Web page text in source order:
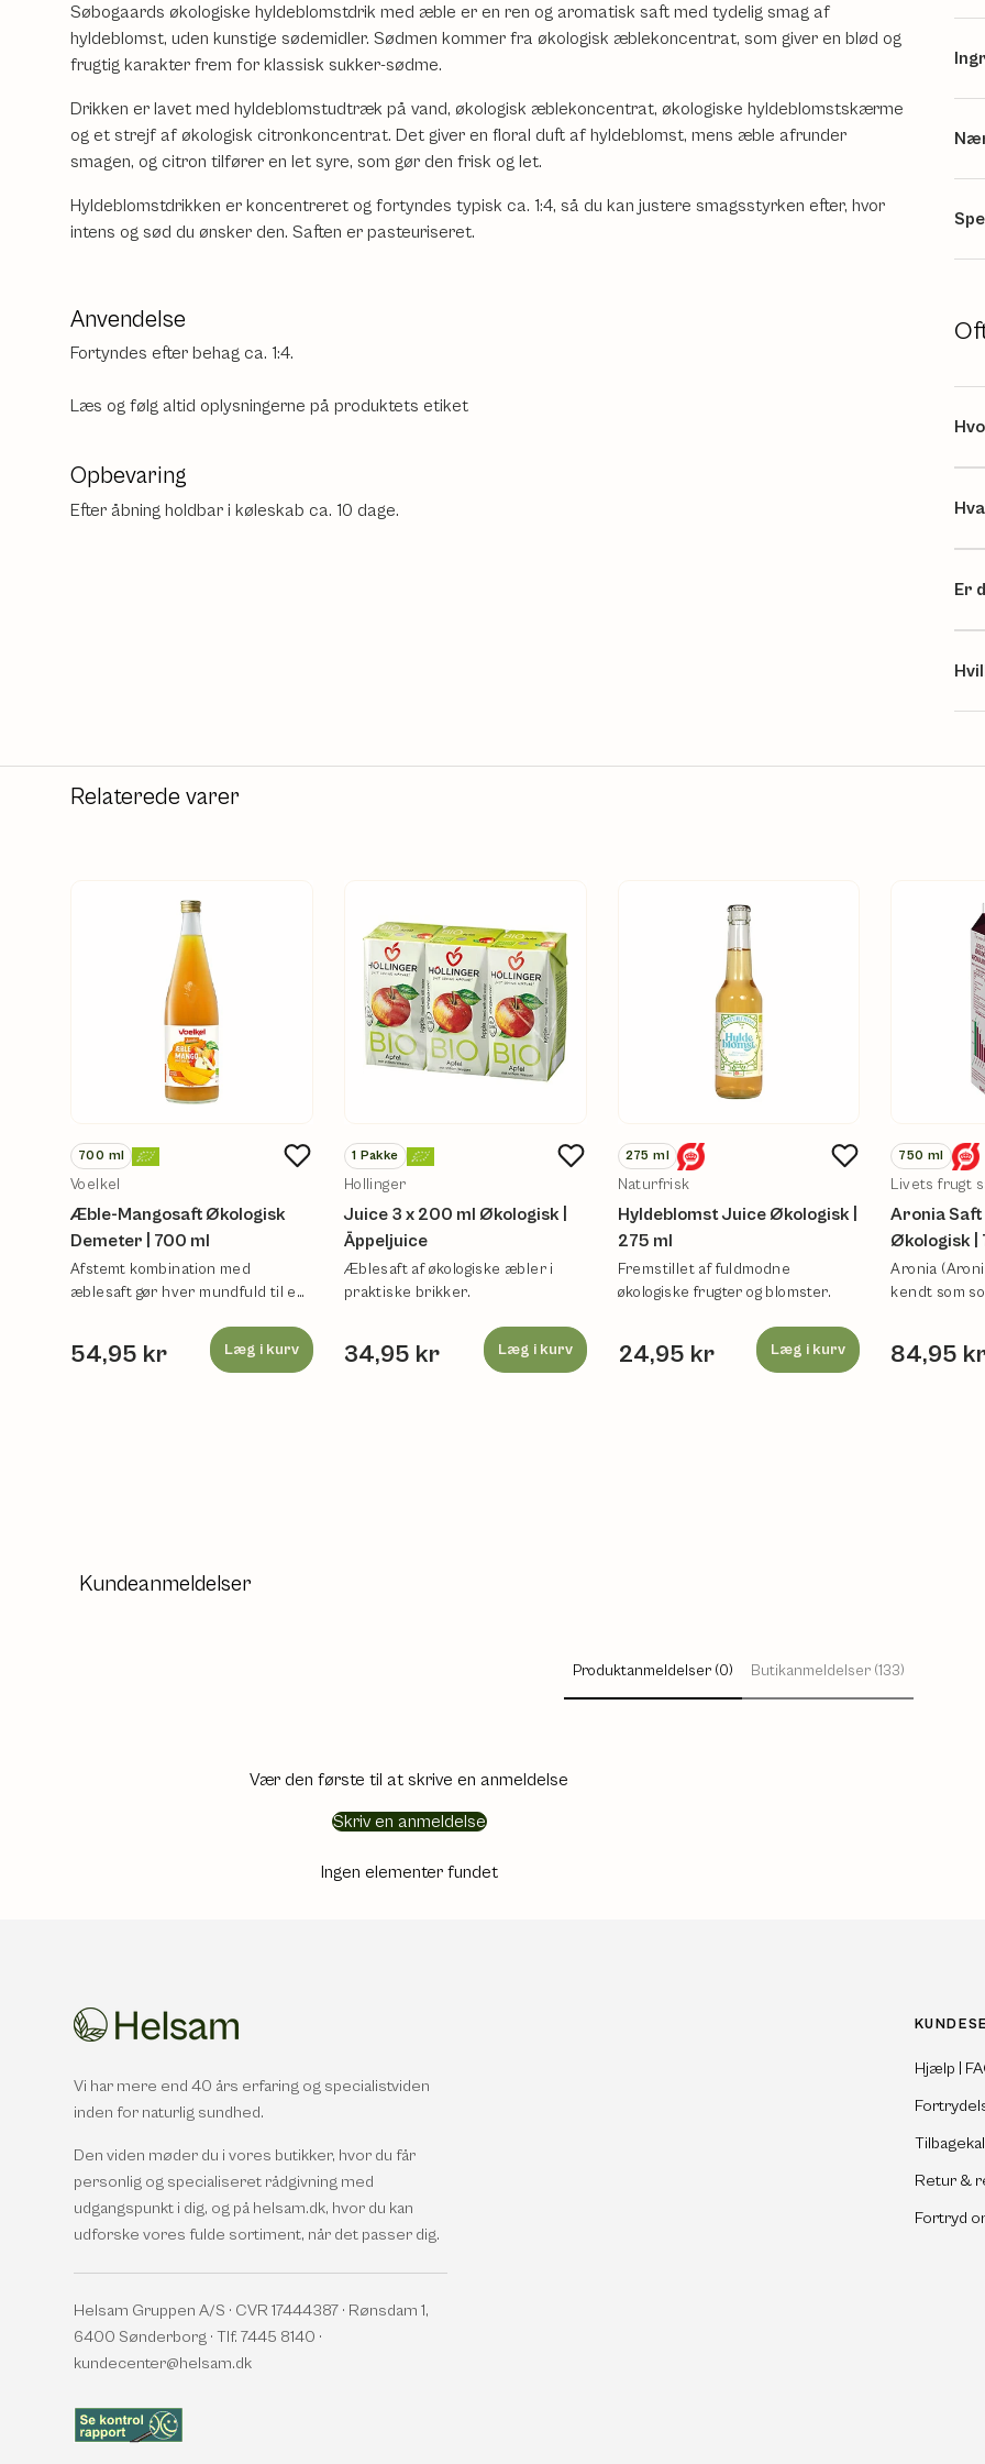
Søbogaards økologiske hyldeblomstdrik med æble er en ren og aromatisk saft med tydelig smag af
hyldeblomst, uden kunstige sødemidler. Sødmen kommer fra økologisk æblekoncentrat, som giver en blød og
frugtig karakter frem for klassisk sukker-sødme.
Drikken er lavet med hyldeblomstudtræk på vand, økologisk æblekoncentrat, økologiske hyldeblomstskærme
og et strejf af økologisk citronkoncentrat. Det giver en floral duft af hyldeblomst, mens æble afrunder
smagen, og citron tilfører en let syre, som gør den frisk og let.
Hyldeblomstdrikken er koncentreret og fortyndes typisk ca. 1:4, så du kan justere smagsstyrken efter, hvor
intens og sød du ønsker den. Saften er pasteuriseret.
Anvendelse
Fortyndes efter behag ca. 1:4.
Læs og følg altid oplysningerne på produktets etiket
Opbevaring
Efter åbning holdbar i køleskab ca. 10 dage.
Er
Relaterede varer
700 ml
Voelkel
Æble-Mangosaft Økologisk
Demeter | 700 ml
Afstemt kombination med
æblesaft gør hver mundfuld til en
54,95 kr Læg i kurv
1 Pakke
Hollinger
Juice 3 x 200 ml Økologisk |
Äppeljuice
Æblesaft af økologiske æbler i
praktiske brikker.
34,95 kr Læg i kurv
275 ml
Naturfrisk
Hyldeblomst Juice Økologisk |
275 ml
Fremstillet af fuldmodne
økologiske frugter og blomster.
24,95 kr Læg i kurv
750 ml
Livets frugt
Aronia Saft
Økologisk |
Aronia
kendt som
84,95
Kundeanmeldelser
Produktanmeldelser (0) Butikanmeldelser (133)
Vær den første til at skrive en anmeldelse
Skriv en anmeldelse
Ingen elementer fundet
Vi har mere end 40 års erfaring og specialistviden
inden for naturlig sundhed.
Den viden møder du i vores butikker, hvor du får
personlig og specialiseret rådgivning med
udgangspunkt i dig, og på helsam.dk, hvor du kan
udforske vores fulde sortiment, når det passer dig.
Helsam Gruppen A/S · CVR 17444387 · Rønsdam 1,
6400 Sønderborg · Tlf. 7445 8140 ·
kundecenter@helsam.dk
Hjælp |
Retur &
Fortryd